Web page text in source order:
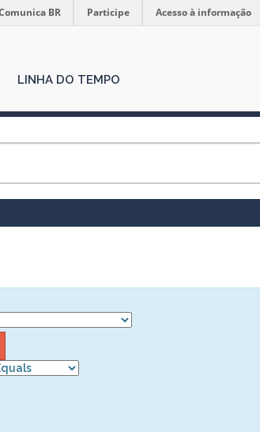
BR Participe Acesso à informação
LINHA DO TEMPO